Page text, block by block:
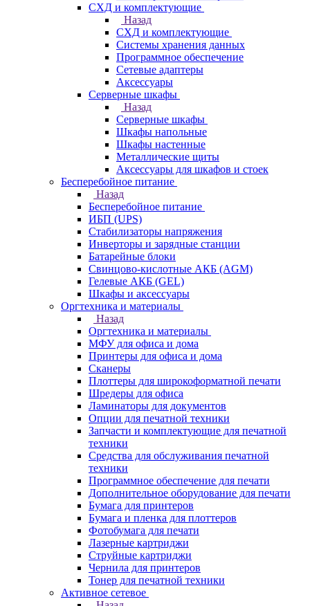
СХД и комплектующие
Назад
СХД и комплектующие
Системы хранения данных
Программное обеспечение
Сетевые адаптеры
Аксессуары
Серверные шкафы
Назад
Серверные шкафы
Шкафы напольные
Шкафы настенные
Металлические щиты
Аксессуары для шкафов и стоек
Бесперебойное питание
Назад
Бесперебойное питание
ИБП (UPS)
Стабилизаторы напряжения
Инверторы и зарядные станции
Батарейные блоки
Свинцово-кислотные АКБ (AGM)
Гелевые АКБ (GEL)
Шкафы и аксессуары
Оргтехника и материалы
Назад
Оргтехника и материалы
МФУ для офиса и дома
Принтеры для офиса и дома
Сканеры
Плоттеры для широкоформатной печати
Шредеры для офиса
Ламинаторы для документов
Опции для печатной техники
Запчасти и комплектующие для печатной
техники
Средства для обслуживания печатной
техники
Программное обеспечение для печати
Дополнительное оборудование для печати
Бумага для принтеров
Бумага и пленка для плоттеров
Фотобумага для печати
Лазерные картриджи
Струйные картриджи
Чернила для принтеров
Тонер для печатной техники
Активное сетевое